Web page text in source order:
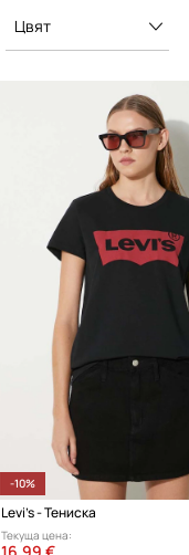
Цвят
-10%
Levi's - Тениска
Текуща цена: